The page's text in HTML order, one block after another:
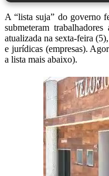
A “lista suja” do governo
submeteram
atualizada na sexta-feira
e jurídicas (empresas).
a lista mais abaixo).